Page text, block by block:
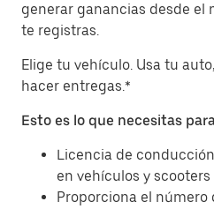
generar ganancias desde el
te registras.
Elige tu vehículo. Usa tu
hacer entregas.*
Esto es lo que necesitas
Licencia de
en vehículos y scooters
Proporciona el